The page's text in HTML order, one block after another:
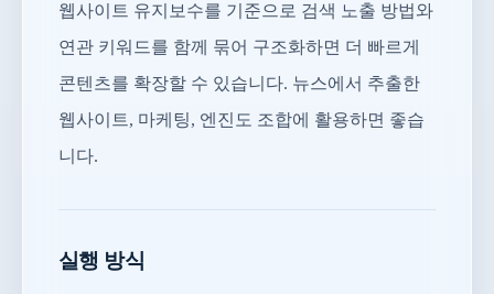
웹사이트 유지보수를 기준으로 검색 노출 방법와
연관 키워드를 함께 묶어 구조화하면 더 빠르게
콘텐츠를 확장할 수 있습니다. 뉴스에서 추출한
웹사이트, 마케팅, 엔진도 조합에 활용하면 좋습
니다.
실행 방식